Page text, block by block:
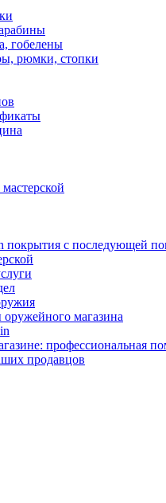
гобелены
рюмки, стопки
покрытия с последующей
магазина
профессиональная
продавцов